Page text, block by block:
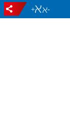
-
+